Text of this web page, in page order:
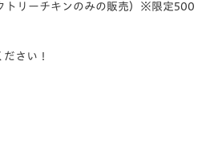
トリーチキンのみの販売） ※限定500
さい！